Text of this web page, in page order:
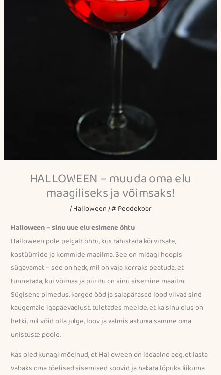
HALLOWEEN – muuda oma elu
maagiliseks ja võimsaks!
/Halloween/ # Peodekoor
Halloween – sinu uue elu esimene õhtu
Halloween pole pelgalt õhtu, kus tähistada kõrvitsate,
kostüümide ja kommide maailma. See on midagi hoopis
sügavamat – see on hetk, mil on vaja korraks peatuda, et
tunnetada, kui võimas ja piiritu on sinu sisemine maailm.
Sügisene pimedus, karged ööd ja salapärased lood viivad sind
kaugemale igapäevaelust, tuletades meelde, et ka sinu elus on
hetki, mil võid olla julge, loov ja valmis astuma samme oma
unistuste poole.
Kas oled kunagi mõelnud, et Halloween on ideaalne aeg, et lasta
vabaks oma tõelised sisemised soovid ja hakata lõpuks liikuma